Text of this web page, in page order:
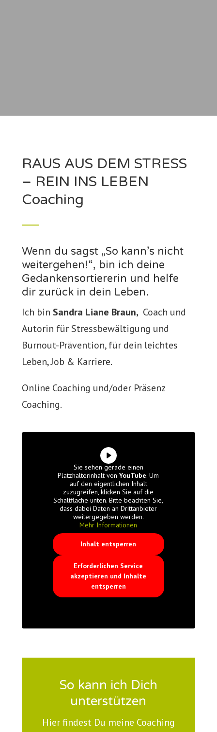
RAUS AUS DEM STRESS
– REIN INS LEBEN
Coaching
Wenn du sagst „So kann’s nicht
weitergehen!“, bin ich deine
Gedankensortiererin und helfe
dir zurück in dein Leben.
Ich bin Sandra Liane Braun, Coach und
Autorin für Stressbewältigung und
Burnout-Prävention, für dein leichtes
Leben, Job & Karriere.
Online Coaching und/oder Präsenz
Coaching.
Sie sehen gerade einen
Platzhalterinhalt vonYouTube. Um
auf den eigentlichen Inhalt
zuzugreifen, klicken Sie auf die
Schaltfläche unten. Bitte beachten Sie,
dass dabei Daten an Drittanbieter
weitergegeben werden.
Mehr Informationen
Inhalt entsperren
Erforderlichen Service
akzeptieren und Inhalte
entsperren
So kann ich Dich
unterstützen
Hier findest Du meine Coaching